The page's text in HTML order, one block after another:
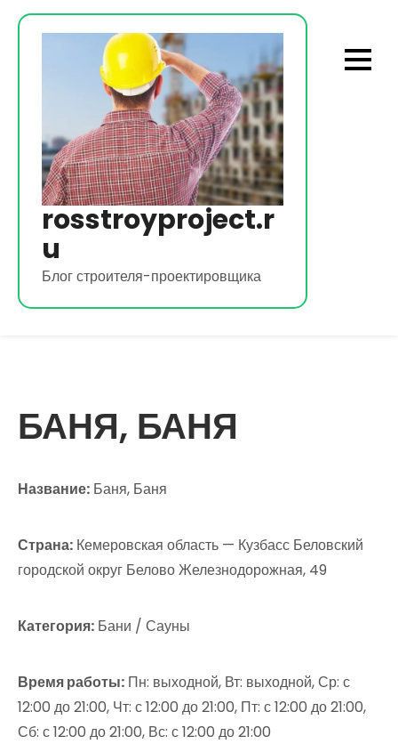
Перейти
rosstroyproject.r
u
Блог строителя-проектировщика
БАНЯ, БАНЯ
Название: Баня, Баня
Страна: Кемеровская область — Кузбасс Беловский
городской округ Белово Железнодорожная, 49
Категория: Бани / Сауны
Время работы: Пн: выходной, Вт: выходной, Ср: с
12:00 до 21:00, Чт: с 12:00 до 21:00, Пт: с 12:00 до 21:00,
Сб: с 12:00 до 21:00, Вс: с 12:00 до 21:00